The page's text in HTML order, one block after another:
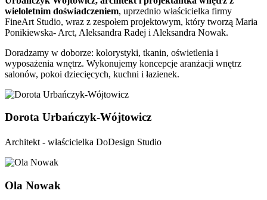
wieloletnim doświadczeniem, uprzednio właścicielka firmy
FineArt Studio, wraz z zespołem projektowym, który tworzą Maria
Ponikiewska- Arct, Aleksandra Radej i Aleksandra Nowak.
Doradzamy w doborze: kolorystyki, tkanin, oświetlenia i
wyposażenia wnętrz. Wykonujemy koncepcje aranżacji wnętrz
salonów, pokoi dziecięcych, kuchni i łazienek.
Dorota Urbańczyk-Wójtowicz
Architekt - właścicielka DoDesign Studio
Ola Nowak